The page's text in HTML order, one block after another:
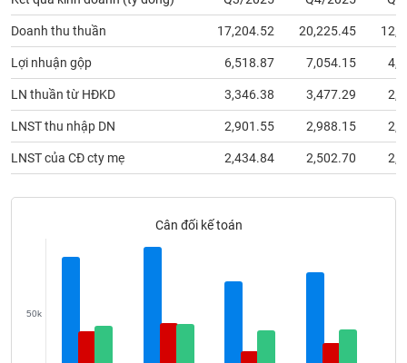
Doanh thu thuần 17,204.52 20,225.45
Lợi nhuận gộp 6,518.87 7,054.15
LN thuần từ HĐKD 3,346.38 3,477.29
LNST thu nhập DN 2,901.55 2,988.15
LNST của CĐ cty mẹ 2,434.84 2,502.70
Cân đối kế toán
50k
phân
tích
(-)
Thuật
ngữ
(-)
Dịch
vụ